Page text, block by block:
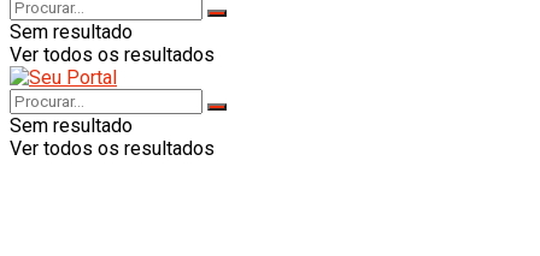
Sem resultado
Ver todos os resultados
Sem resultado
Ver todos os resultados